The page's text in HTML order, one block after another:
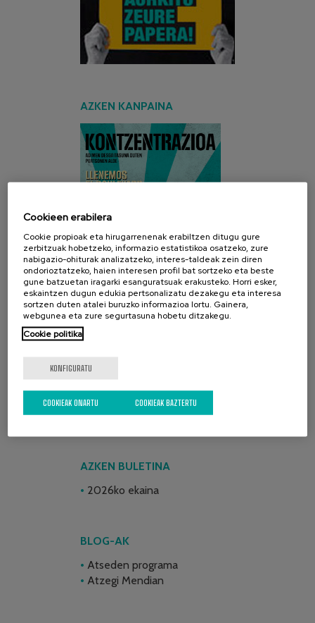
AZKEN KANPAINA
SARE SOZIALAK
AZKEN BULETINA
2026ko ekaina
BLOG-AK
Atseden programa
Atzegi Mendian
Cookieen erabilera
Cookie propioak eta hirugarrenenak erabiltzen ditugu gure
zerbitzuak hobetzeko, informazio estatistikoa osatzeko, zure
nabigazio-ohiturak analizatzeko, interes-taldeak zein diren
ondorioztatzeko, haien interesen profil bat sortzeko eta beste
gune batzuetan iragarki esanguratsuak erakusteko. Horri esker,
eskaintzen dugun edukia pertsonalizatu dezakegu eta interesa
sortzen duten atalei buruzko informazioa lortu. Gainera,
webgunea eta zure segurtasuna hobetu ditzakegu.
Cookie politika
KONFIGURATU
COOKIEAK BAZTERTU
COOKIEAK ONARTU